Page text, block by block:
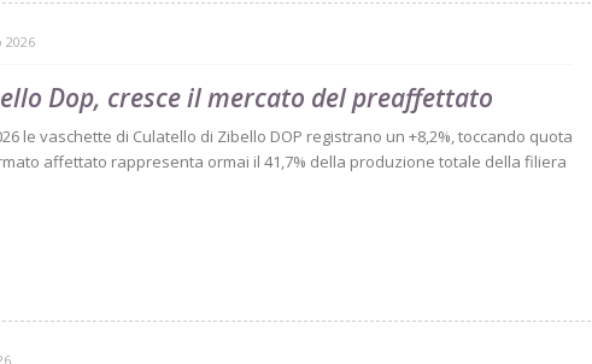
2026
Dop, cresce il mercato del preaffettato
le vaschette di Culatello di Zibello DOP registrano un +8,2%, toccando quota
affettato rappresenta ormai il 41,7% della produzione totale della filiera